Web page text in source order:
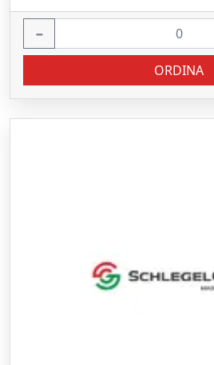
−
ORDINA